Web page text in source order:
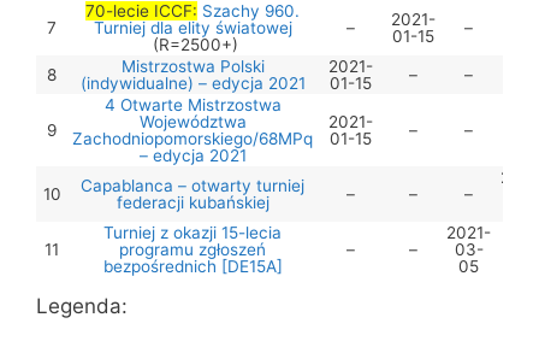
7
70-lecie ICCF: Szachy 960.
Turniej dla elity światowej
(R=2500+)
–
2021-
01-15
–
8
Mistrzostwa Polski
(indywidualne) – edycja 2021
2021-
01-15
– –
9
4 Otwarte Mistrzostwa
Województwa
Zachodniopomorskiego/68MPq
– edycja 2021
2021-
01-15
– –
10
Capablanca – otwarty turniej
federacji kubańskiej
– – –
11
Turniej z okazji 15-lecia
programu zgłoszeń
bezpośrednich [DE15A]
– –
2021-
03-
05
Legenda: